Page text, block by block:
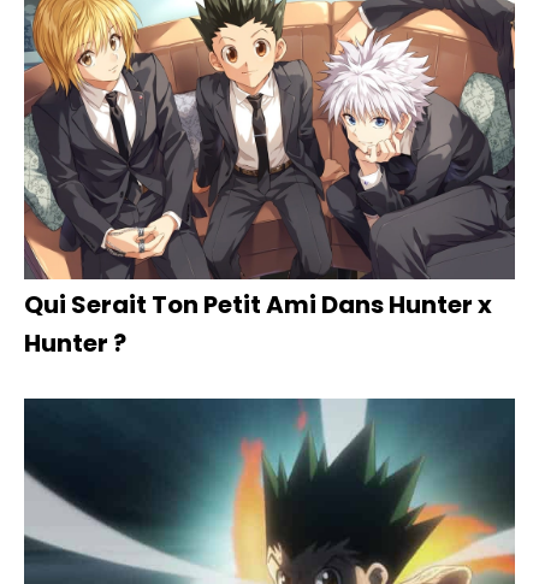
Qui Serait Ton Petit Ami Dans Hunter x
Hunter ?